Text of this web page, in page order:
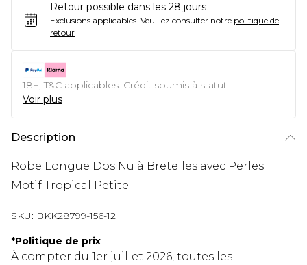
Retour possible dans les 28 jours
Exclusions applicables. Veuillez consulter notre politique de
retour
18+, T&C applicables. Crédit soumis à statut
Voir plus
Description
Robe Longue Dos Nu à Bretelles avec Perles
Motif Tropical Petite
SKU: BKK28799-156-12
*Politique de prix
À compter du 1er juillet 2026, toutes les